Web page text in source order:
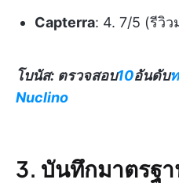
Capterra: 4. 7/5 (รีวิว
โบนัส: ตรวจสอบ10อันดับ
Nuclino
3. บันทึกมาตรฐ